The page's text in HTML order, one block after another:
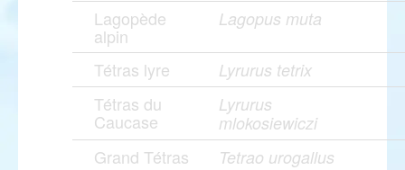
Lagopède
alpin
Lagopus muta
Tétras lyre Lyrurus tetrix
Tétras du
Caucase
Lyrurus
mlokosiewiczi
Grand Tétras Tetrao urogallus